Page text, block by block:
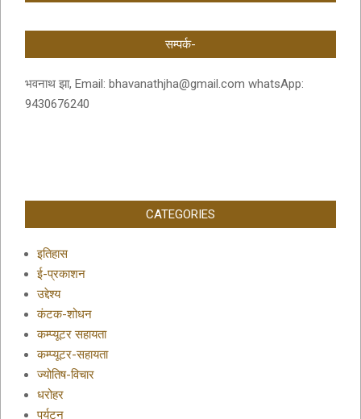
सम्पर्क-
भवनाथ झा, Email: bhavanathjha@gmail.com whatsApp:
9430676240
CATEGORIES
इतिहास
ई-प्रकाशन
उद्देश्य
कंटक-शोधन
कम्प्यूटर सहायता
कम्प्यूटर-सहायता
ज्योतिष-विचार
धरोहर
पर्यटन